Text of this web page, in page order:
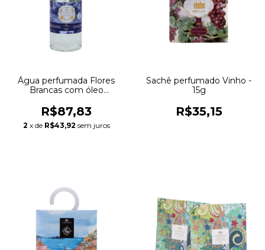
Água perfumada Flores
Brancas com óleo
R$87,83
2 x de R$43,92 sem juros
Sachê perfumado Vinho -
15g
R$35,15